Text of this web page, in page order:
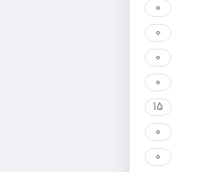
0
0
0
0
15
0
0